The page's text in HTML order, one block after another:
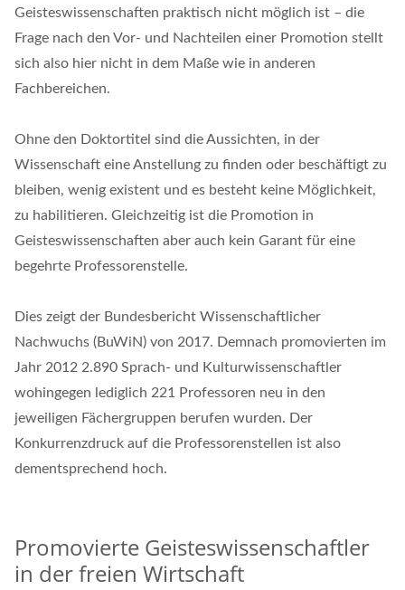
Geisteswissenschaften praktisch nicht möglich ist – die
Frage nach den Vor- und Nachteilen einer Promotion stellt
sich also hier nicht in dem Maße wie in anderen
Fachbereichen.
Ohne den Doktortitel sind die Aussichten, in der
Wissenschaft eine Anstellung zu finden oder beschäftigt zu
bleiben, wenig existent und es besteht keine Möglichkeit,
zu habilitieren. Gleichzeitig ist die Promotion in
Geisteswissenschaften aber auch kein Garant für eine
begehrte Professorenstelle.
Dies zeigt der Bundesbericht Wissenschaftlicher
Nachwuchs (BuWiN) von 2017. Demnach promovierten im
Jahr 2012 2.890 Sprach- und Kulturwissenschaftler
wohingegen lediglich 221 Professoren neu in den
jeweiligen Fächergruppen berufen wurden. Der
Konkurrenzdruck auf die Professorenstellen ist also
dementsprechend hoch.
Promovierte Geisteswissenschaftler
in der freien Wirtschaft